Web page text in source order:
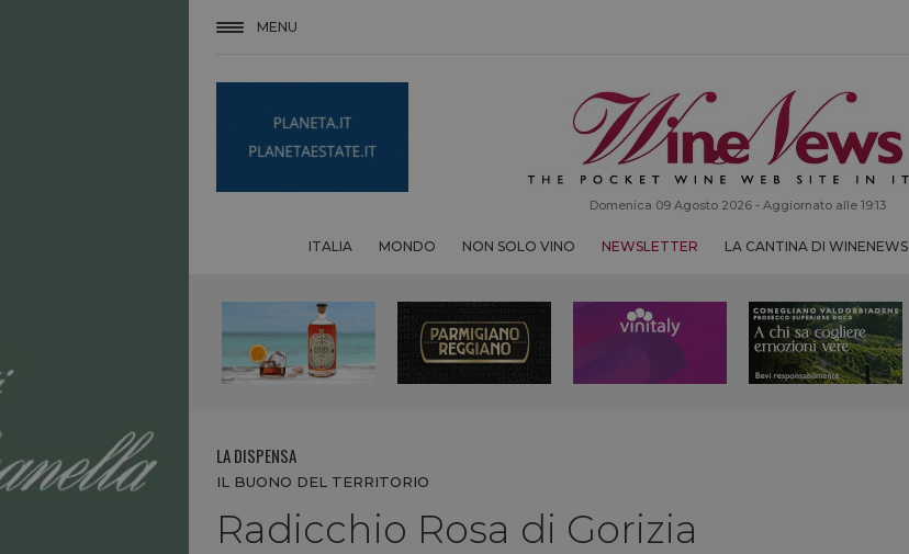
MENU
Domenica 09 Agosto 2026 - Aggiornato alle 19:13
ITALIA MONDO NON SOLO VINO NEWSLETTER LA CANTINA DI WINENEWS
LA DISPENSA
IL BUONO DEL TERRITORIO
Radicchio Rosa di Gorizia